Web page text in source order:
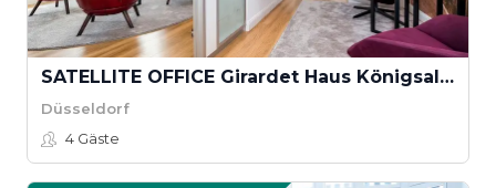
SATELLITE OFFICE Girardet Haus Königsallee - Kaminlounge „Girardet“
Düsseldorf
4 Gäste